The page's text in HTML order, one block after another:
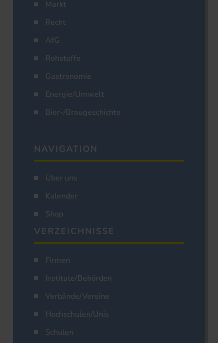
Markt
Recht
AfG
Rohstoffe
Gastronomie
Energie/Umwelt
Bier-/Braugeschichte
NAVIGATION
Über uns
Kalender
Shop
VERZEICHNISSE
Firmen
Institute/Behörden
Verbände/Vereine
Hochschulen/Unis
Schulen